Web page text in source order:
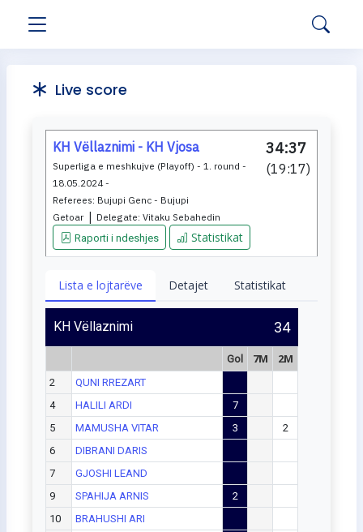
Live score
KH Vëllaznimi - KH Vjosa
Superliga e meshkujve (Playoff) - 1. round -
18.05.2024 -
Referees: Bujupi Genc - Bujupi
Getoar| Delegate: Vitaku Sebahedin
Raporti i ndeshjes
Statistikat
34:37
(19:17)
Lista e lojtarëve Detajet Statistikat
KH Vëllaznimi 34
Gol 7M 2M
2
QUNI RREZART
4
HALILI ARDI
7
5
MAMUSHA VITAR 3
2
6
DIBRANI DARIS
7
GJOSHI LEAND
9
SPAHIJA ARNIS
2
10
BRAHUSHI ARI